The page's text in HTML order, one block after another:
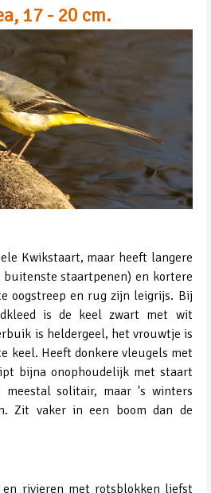
17 - 20 cm.
Kwikstaart, maar heeft langere
staartpenen) en kortere
oogstreep en rug zijn leigrijs. Bij
is de keel zwart met wit
is heldergeel, het vrouwtje is
keel. Heeft donkere vleugels met
bijna onophoudelijk met staart
meestal solitair, maar 's winters
Zit vaker in een boom dan de
en rivieren met rotsblokken liefst